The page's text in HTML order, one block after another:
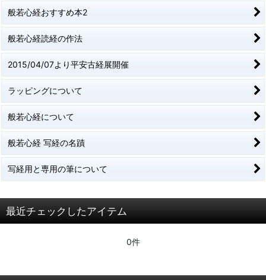
般若心経おすすめ本2
般若心経読経の作法
2015/04/07より平安古経展開催
ラッピングについて
般若心経について
般若心経 写経の名蹟
写経用と専用の筆について
最近チェックしたアイテム
0件